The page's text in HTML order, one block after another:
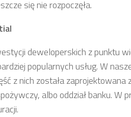
się nie rozpoczęła.
deweloperskich z punktu
popularnych usług. W
z nich została
albo oddział banku. W